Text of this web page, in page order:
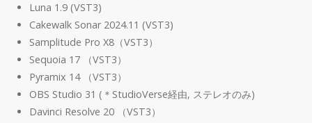
Luna 1.9 (VST3)
Cakewalk Sonar 2024.11 (VST3)
Samplitude Pro X8（VST3）
Sequoia 17 （VST3）
Pyramix 14 （VST3）
OBS Studio 31 (＊StudioVerse経由, ステレオのみ)
Davinci Resolve 20 （VST3）